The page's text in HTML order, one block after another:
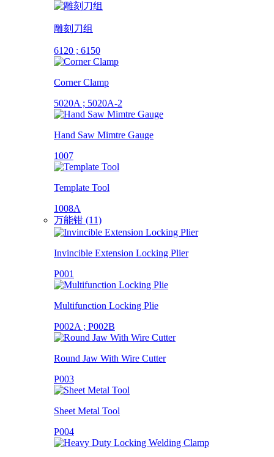
雕刻刀组
6120 ; 6150
Corner Clamp
5020A ; 5020A-2
Hand Saw Mimtre Gauge
1007
Template Tool
1008A
万能钳 (11)
Invincible Extension Locking Plier
P001
Multifunction Locking Plie
P002A ; P002B
Round Jaw With Wire Cutter
P003
Sheet Metal Tool
P004